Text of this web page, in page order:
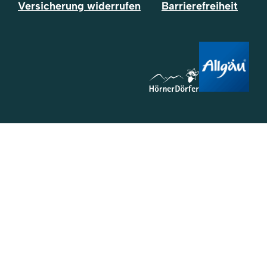
Versicherung widerrufen
Barrierefreiheit